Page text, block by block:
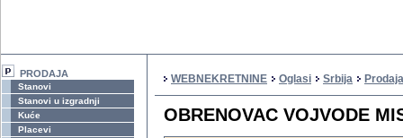
PRODAJA
Stanovi
Stanovi u izgradnji
Kuće
Placevi
WEBNEKRETNINE Oglasi Srbija
OBRENOVAC VOJVODE